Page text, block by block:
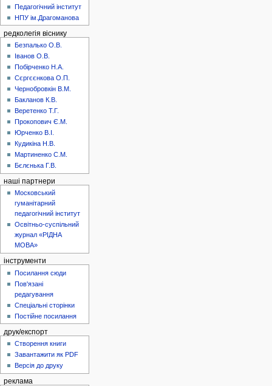
Педагогічний інститут
НПУ ім.Драгоманова
редколегія віснику
Безпалько О.В.
Іванов О.В.
Побірченко Н.А.
Сєргєєнкова О.П.
Чернобровкін В.М.
Бакланов К.В.
Веретенко Т.Г.
Прокопович Є.М.
Юрченко В.І.
Кудикіна Н.В.
Мартиненко С.М.
Бєлєнька Г.В.
наші партнери
Московський
гуманітарний
педагогічний інститут
Освітньо-суспільний
журнал «РІДНА
МОВА»
інструменти
Посилання сюди
Пов'язані
редагування
Спеціальні сторінки
Постійне посилання
друк/експорт
Створення книги
Завантажити як PDF
Версія до друку
реклама